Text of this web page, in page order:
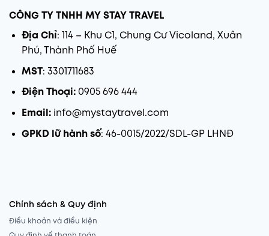
CÔNG TY TNHH MY STAY TRAVEL
Địa Chỉ: 114 – Khu C1, Chung Cư Vicoland, Xuân
Phú, Thành Phố Huế
MST: 3301711683
Điện Thoại: 0905 696 444
Email:info@mystaytravel.com
GPKD lữ hành số: 46-0015/2022/SDL-GP LHNĐ
Chính sách & Quy định
Điều khoản và điều kiện